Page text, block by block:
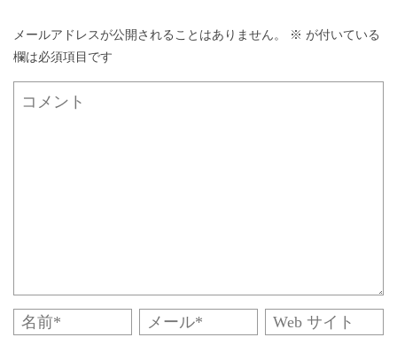
メールアドレスが公開されることはありません。 ※ が付いている
欄は必須項目です